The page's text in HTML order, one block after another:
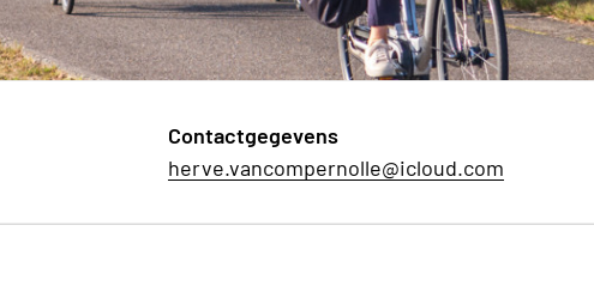
Contactgegevens
herve.vancompernolle@icloud.com